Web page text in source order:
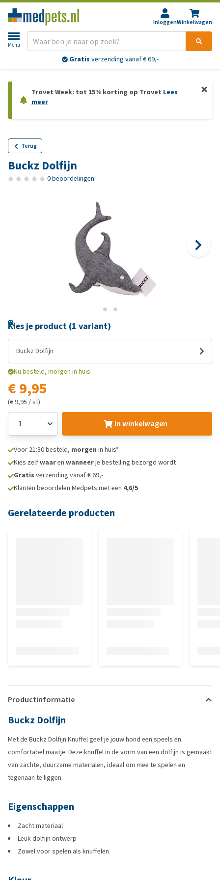
InloggenWinkelwagen
Menu
Gratis verzending vanaf € 69,-
Trovet Week: tot 15% korting op Trovet Lees
meer
Terug
Buckz Dolfijn
0 beoordelingen
Kies je product (1 variant)
Buckz Dolfijn
Nu besteld, morgen in huis
€ 9,95
(€ 9,95 / st)
In winkelwagen
Voor 21:30 besteld, morgen in huis*
Kies zelfwaaren wanneerje bestelling bezorgd wordt
Gratis verzending vanaf € 69,-
Klanten beoordelen Medpets met een 4,6/5
Gerelateerde producten
Productinformatie
Buckz Dolfijn
Met de Buckz Dolfijn Knuffel geef je jouw hond een speels en
comfortabel maatje. Deze knuffel in de vorm van een dolfijn is gemaakt
van zachte, duurzame materialen, ideaal om mee te spelen en
tegenaan te liggen.
Eigenschappen
Zacht materiaal
Leuk dolfijn ontwerp
Zowel voor spelen als knuffelen